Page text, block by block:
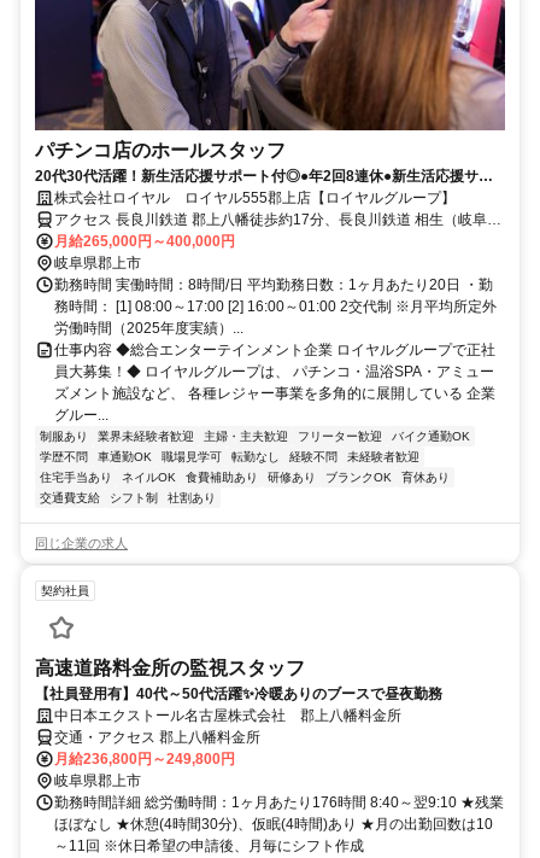
パチンコ店のホールスタッフ
20代30代活躍！新生活応援サポート付◎●年2回8連休●新生活応援サポ
ート付●髪色・ネイル自由
株式会社ロイヤル ロイヤル555郡上店【ロイヤルグループ】
アクセス 長良川鉄道 郡上八幡徒歩約17分、長良川鉄道 相生（岐阜
県）徒歩約37分、長良川鉄道 自然園前徒歩約67分
月給265,000円～400,000円
岐阜県郡上市
勤務時間 実働時間：8時間/日 平均勤務日数：1ヶ月あたり20日 ・勤
務時間： [1] 08:00～17:00 [2] 16:00～01:00 2交代制 ※月平均所定外
労働時間（2025年度実績）...
仕事内容 ◆総合エンターテインメント企業 ロイヤルグループで正社
員大募集！◆ ロイヤルグループは、 パチンコ・温浴SPA・アミュー
ズメント施設など、 各種レジャー事業を多角的に展開している 企業
グルー...
制服あり 業界未経験者歓迎 主婦・主夫歓迎 フリーター歓迎
バイク通勤OK
学歴不問
車通勤OK 職場見学可 転勤なし 経験不問
未経験者歓迎
住宅手当あり
ネイルOK 食費補助あり 研修あり ブランクOK
育休あり
交通費支給
シフト制 社割あり
同じ企業の求人
契約社員
高速道路料金所の監視スタッフ
【社員登用有】40代～50代活躍✨冷暖ありのブースで昼夜勤務
中日本エクストール名古屋株式会社 郡上八幡料金所
交通・アクセス 郡上八幡料金所
月給236,800円～249,800円
岐阜県郡上市
勤務時間詳細 総労働時間：1ヶ月あたり176時間 8:40～翌9:10 ★残業
ほぼなし ★休憩(4時間30分)、仮眠(4時間)あり ★月の出勤回数は10
～11回 ※休日希望の申請後、月毎にシフト作成